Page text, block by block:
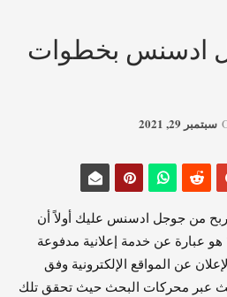
ادسنس بخطوات
سبتمبر 29, 2021
من جوجل ادسنس عليك أولاً أن
عبارة عن خدمة إعلانية مدفوعة
عن المواقع الإلكترونية وفق
عبر محركات البحث حيث تحقق تلك